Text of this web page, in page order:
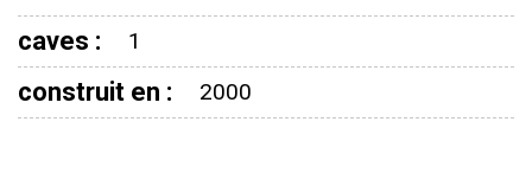
caves : 1
construit en : 2000